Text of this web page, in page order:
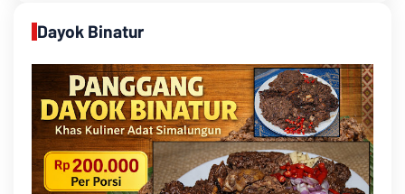
Dayok Binatur